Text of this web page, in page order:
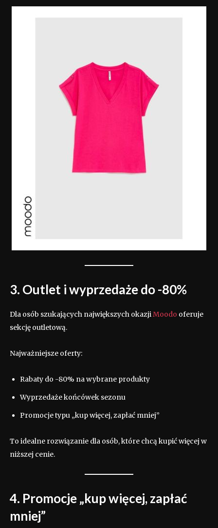
3. Outlet i wyprzedaże do -80%
Dla osób szukających największych okazjiMoodo oferuje
sekcję outletową.
Najważniejsze oferty:
Rabaty do -80% na wybrane produkty
Wyprzedaże końcówek sezonu
Promocje typu „kup więcej, zapłać mniej”
To idealne rozwiązanie dla osób, które chcą kupić więcej w
niższej cenie.
4. Promocje „kup więcej, zapłać
mniej”